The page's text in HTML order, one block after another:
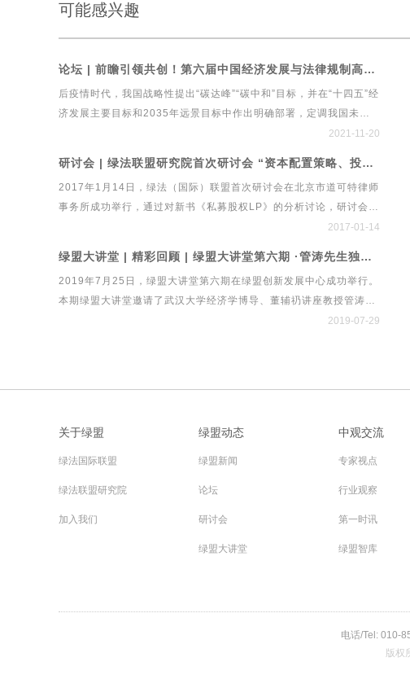
可能感兴趣
论坛 | 前瞻引领共创！第六届中国经济发展与法律规制高峰论坛暨首个绿色立体法律生态平台“绿法ECO”&建设工程行业法律健康指数发布会
后疫情时代，我国战略性提出“碳达峰”“碳中和”目标，并在“十四五”经
济发展主要目标和2035年远景目标中作出明确部署，定调我国未来
绿色发展战略建设工程行业实现绿色发展，既需要有顶层设计和战略
中的重要命题。在此背景下，绿法（国际）联盟、北京市道可特律师
事务所、新浪财经再度携手，共同举办第六届中国经济发展与法律规
制高峰论坛暨国内首个绿色立体法律生态平台系统“绿法ECO”&amp;
2021-11-20
研讨会 | 绿法联盟研究院首次研讨会 “资本配置策略、投资实践与管理之道”
2017年1月14日，绿法（国际）联盟首次研讨会在北京市道可特律师
事务所成功举行，通过对新书《私募股权LP》的分析讨论，研讨会确
立了私募股权LP的最新发展特点和趋势、中国政府引导基金和产业基
局的影响、私募股权与跨境并购等研究方向，经过多方探讨研究，本
次会议取得了丰硕成果。
2017-01-14
绿盟大讲堂 | 精彩回顾 | 绿盟大讲堂第六期 ·管涛先生独家解读贸易摩擦、经济形势与人民币汇率
2019年7月25日，绿盟大讲堂第六期在绿盟创新发展中心成功举行。
本期绿盟大讲堂邀请了武汉大学经济学博导、董辅礽讲座教授管涛先
生，他长期从事货币可兑换、国际收支、汇率政策、国际资本流动等
2019-07-29
关于绿盟
绿法国际联盟
绿法联盟研究院
加入我们
绿盟动态
绿盟新闻
论坛
研讨会
绿盟大讲堂
中观交流
专家视点
行业观察
第一时讯
绿盟智库
电话/Tel: 010-
版权